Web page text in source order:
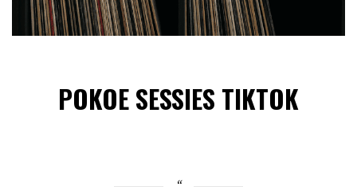
POKOE SESSIES TIKTOK